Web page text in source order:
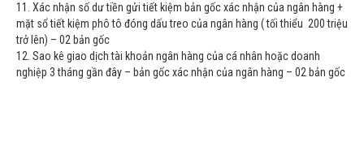
11. Xác nhận số dư tiền gửi tiết kiệm bản gốc xác nhận của ngân hàng +
mặt sổ tiết kiệm phô tô đóng dấu treo của ngân hàng ( tối thiểu 200 triệu
trở lên) – 02 bản gốc
12. Sao kê giao dịch tài khoản ngân hàng của cá nhân hoặc doanh
nghiệp 3 tháng gần đây – bản gốc xác nhận của ngân hàng – 02 bản gốc